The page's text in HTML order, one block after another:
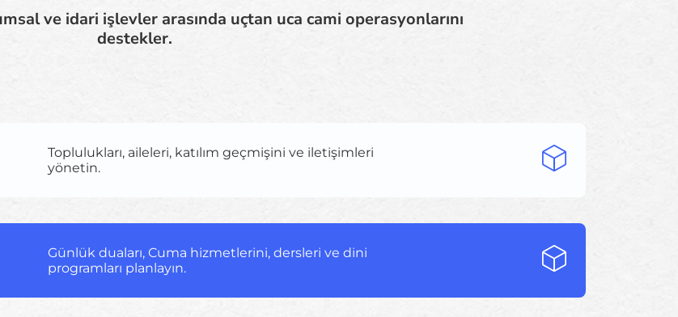
ve idari işlevler arasında uçtan uca cami operasyonlarını
destekler.
Toplulukları, aileleri, katılım geçmişini ve iletişimleri
yönetin.
Günlük duaları, Cuma hizmetlerini, dersleri ve dini
programları planlayın.